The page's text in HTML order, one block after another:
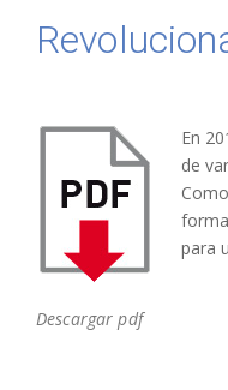
Descargar pdf
En
de
para